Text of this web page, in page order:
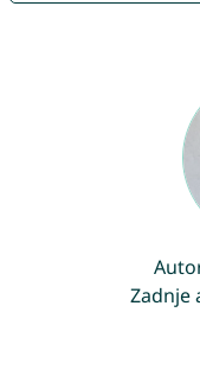
Zadnje